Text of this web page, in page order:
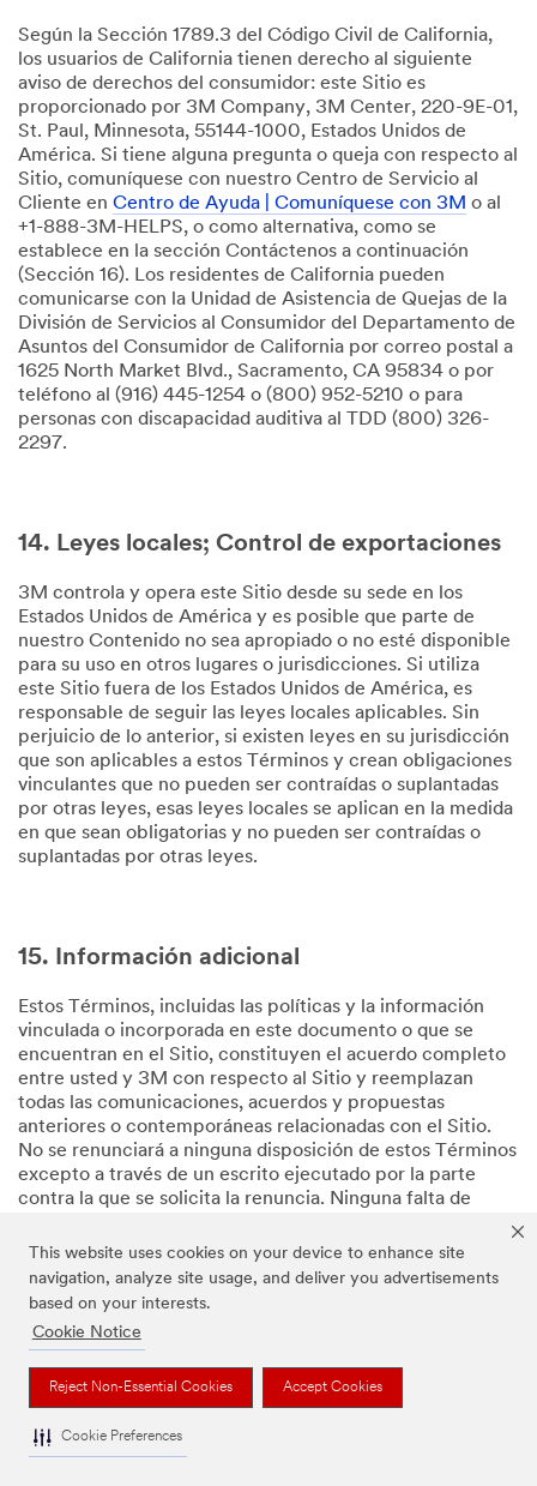
This website uses cookies on your device to enhance site
navigation, analyze site usage, and deliver you advertisements
based on your interests.
Cookie Notice
Reject Non-Essential Cookies Accept Cookies
Cookie Preferences
Según la Sección 1789.3 del Código Civil de California,
los usuarios de California tienen derecho al siguiente
aviso de derechos del consumidor: este Sitio es
proporcionado por 3M Company, 3M Center, 220-9E-01,
St. Paul, Minnesota, 55144-1000, Estados Unidos de
América. Si tiene alguna pregunta o queja con respecto al
Sitio, comuníquese con nuestro Centro de Servicio al
Cliente en Centro de Ayuda | Comuníquese con 3M o al
+1-888-3M-HELPS, o como alternativa, como se
establece en la sección Contáctenos a continuación
(Sección 16). Los residentes de California pueden
comunicarse con la Unidad de Asistencia de Quejas de la
División de Servicios al Consumidor del Departamento de
Asuntos del Consumidor de California por correo postal a
1625 North Market Blvd., Sacramento, CA 95834 o por
teléfono al (916) 445-1254 o (800) 952-5210 o para
personas con discapacidad auditiva al TDD (800) 326-
2297.
14. Leyes locales; Control de exportaciones
3M controla y opera este Sitio desde su sede en los
Estados Unidos de América y es posible que parte de
nuestro Contenido no sea apropiado o no esté disponible
para su uso en otros lugares o jurisdicciones. Si utiliza
este Sitio fuera de los Estados Unidos de América, es
responsable de seguir las leyes locales aplicables. Sin
perjuicio de lo anterior, si existen leyes en su jurisdicción
que son aplicables a estos Términos y crean obligaciones
vinculantes que no pueden ser contraídas o suplantadas
por otras leyes, esas leyes locales se aplican en la medida
en que sean obligatorias y no pueden ser contraídas o
suplantadas por otras leyes.
15. Información adicional
Estos Términos, incluidas las políticas y la información
vinculada o incorporada en este documento o que se
encuentran en el Sitio, constituyen el acuerdo completo
entre usted y 3M con respecto al Sitio y reemplazan
todas las comunicaciones, acuerdos y propuestas
anteriores o contemporáneas relacionadas con el Sitio.
No se renunciará a ninguna disposición de estos Términos
excepto a través de un escrito ejecutado por la parte
contra la que se solicita la renuncia. Ninguna falta de
cualquier derecho o recurso en virtud de estos Términos
operará como una renuncia o impedimento de cualquier
derecho, recurso o condición. Si alguna disposición de
la validez, legalidad y aplicabilidad de las disposiciones
restantes no se verán afectadas ni perjudicadas. No
puede ceder, transferir ni sublicenciar ninguno de sus
nuestro consentimiento previo expreso por escrito. No
seremos responsables por el incumplimiento de cualquier